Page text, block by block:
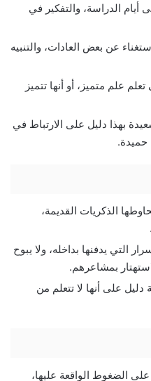
الدراسة، والتفكير في
عن بعض العادات، والتنبيه
علم متميز، أو أنها تتميز
بهذا دليل على الارتباط في
الذكريات القديمة،
التي يدفنها بداخله، ولا يبوح
بمشاعرهم.
على أنها لا تتعلم من
الضغوط الواقعة عليها،